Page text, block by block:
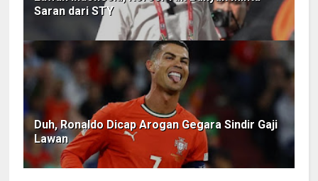
Saran dari STY
Duh, Ronaldo Dicap Arogan Gegara Sindir Gaji
Lawan